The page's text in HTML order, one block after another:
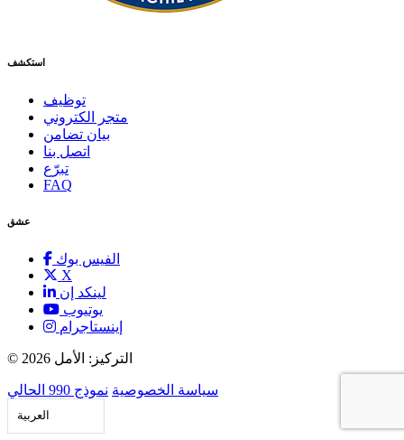
استكشف
توظيف
متجر الكتروني
بيان تضامن
اتصل بنا
تبرّع
FAQ
عشق
الفيس بوك
X
لينكد إن
يوتيوب
إينستاجرام
© 2026 التركيز: الأمل
سياسة الخصوصية نموذج 990 الحالي
العربية‏